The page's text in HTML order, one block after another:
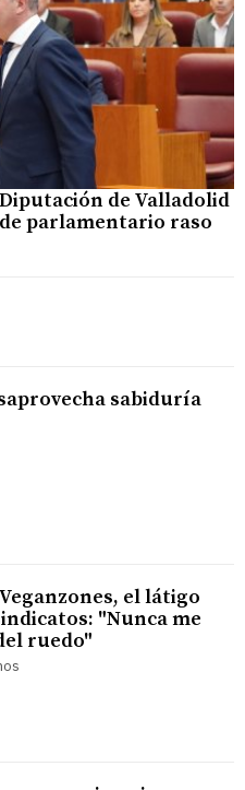
de Valladolid
parlamentario raso
sabiduría
el látigo
"Nunca me
ruedo"